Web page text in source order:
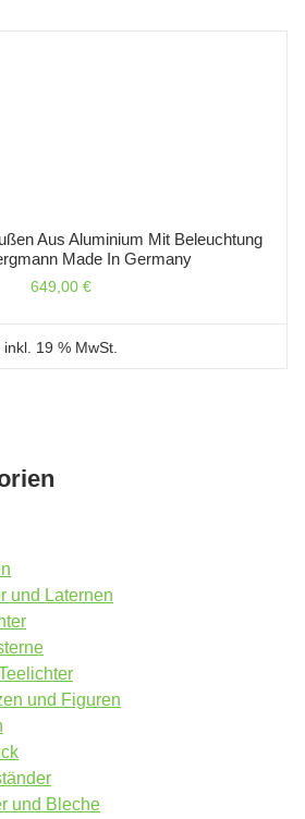
Aus Aluminium Mit Beleuchtung
Made In Germany
649,00 €
inkl. 19 % MwSt.
und Laternen
und Figuren
und Bleche